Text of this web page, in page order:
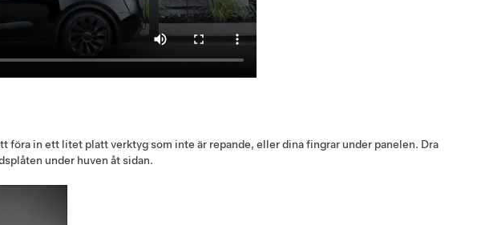
föra in ett litet platt verktyg som inte är repande, eller dina fingrar under panelen. Dra
under huven åt sidan.